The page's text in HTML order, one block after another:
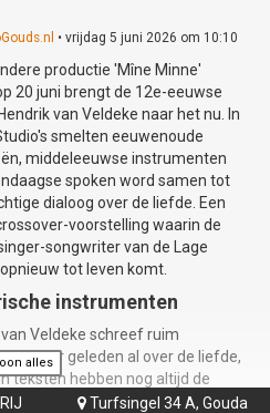
• vrijdag 5 juni 2026 om 10:10
productie 'Mîne Minne'
20 juni brengt de 12e-eeuwse
van Veldeke naar het nu. In
smelten eeuwenoude
middeleeuwse instrumenten
spoken word samen tot
dialoog over de liefde. Een
voorstelling waarin de
songwriter van de Lage
opnieuw tot leven komt.
instrumenten
van Veldeke schreef ruim
jaar geleden al over de liefde,
teksten hebben nog altijd de
harten te raken. In 'Mîne Minne'
alles
 Turfsingel 34 A, Gouda